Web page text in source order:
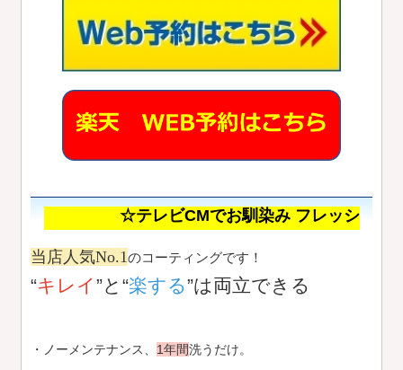
☆テレビCMでお馴染み フレッシュキーパー☆
当店人気No.1のコーティングです！
“キレイ”と“楽する”は両立できる
・ノーメンテナンス、 1年間洗うだけ。